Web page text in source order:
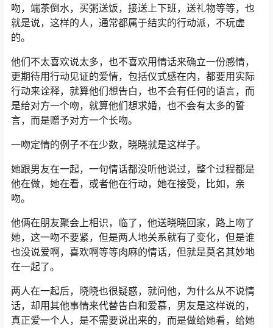
吻，端茶倒水，买粥送饭，接送上下班，送礼物等等，也
就是说，这样的人，通常都属于结实的行动派，不玩虚
的。
他们不太喜欢说太多，也不喜欢用情话来确立一份感情，
更期待用行动见证的爱情，包括仪式感在内，都要用实际
行动来诠释，就算他们想告白，也不会有任何的语言，而
是给对方一个吻，就算他们想求婚，也不会有太多的誓
言，而是赠予对方一个长吻。
一吻定情的例子不在少数，晓晓就是这样子。
她跟男友在一起，一句情话都没听他说过，整个过程都是
他在做，她在看，或者他在行动，她在接受，比如，亲
吻。
他俩在朋友聚会上相识，临了，他送晓晓回家，路上吻了
她，这一吻不要紧，但是两人地关系就有了变化，但是谁
也没说爱啊，喜欢啊等等肉麻的情话，但就是莫名其妙地
在一起了。
两人在一起后，晓晓也很疑惑，就问他，为什么从不说情
话，却用其他事情来代替告白和爱慕，男友是这样说的，
真正爱一个人，是不需要说出来的，而是做给她看，给她